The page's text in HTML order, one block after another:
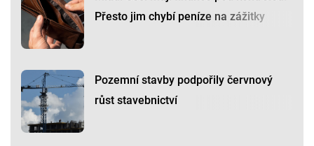
Přesto jim chybí peníze na zážitky
Pozemní stavby podpořily červnový
růst stavebnictví